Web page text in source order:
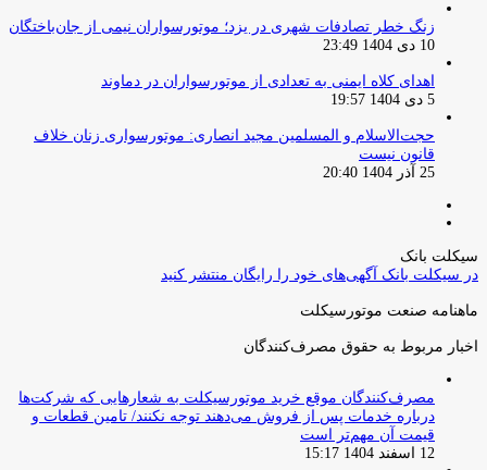
زنگ خطر تصادفات شهری در یزد؛ موتورسواران نیمی از جان‌باختگان
10 دی 1404 23:49
اهدای کلاه ایمنی به تعدادی از موتورسواران در دماوند
5 دی 1404 19:57
حجت‌الاسلام و المسلمین مجید انصاری: موتورسواری زنان خلاف
قانون نیست
25 آذر 1404 20:40
سیکلت بانک
در سیکلت بانک آگهی‌های خود را رایگان منتشر کنید
ماهنامه صنعت موتورسیکلت
اخبار مربوط به حقوق مصرف‌کنندگان
مصرف‌کنندگان موقع خرید موتورسیکلت به شعارهایی که شرکت‌ها
درباره خدمات پس از فروش می‌دهند توجه نکنند/ تامین قطعات و
قیمت آن مهم‌تر است
12 اسفند 1404 15:17